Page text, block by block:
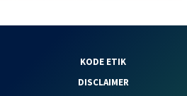
KODE ETIK
DISCLAIMER